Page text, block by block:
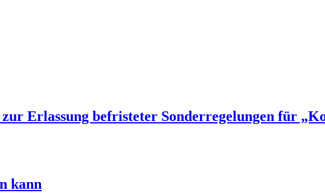
Erlassung befristeter Sonderregelungen für
kann